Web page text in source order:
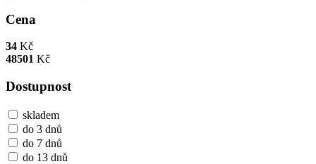
Cena
34 Kč
48501 Kč
Dostupnost
skladem
do 3 dnů
do 7 dnů
do 13 dnů